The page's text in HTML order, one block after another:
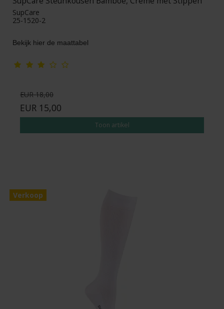
SupCare
25-1520-2
Bekijk hier de maattabel
EUR 18,00
EUR 15,00
Toon artikel
Verkoop